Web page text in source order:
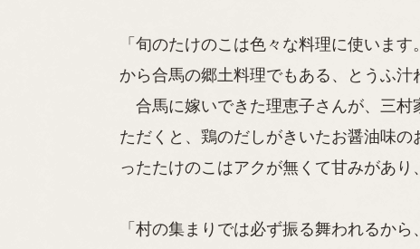
「旬のたけのこは色々な料理に使いま
から合馬の郷土料理でもある、とうふ汁
合馬に嫁いできた理恵子さんが、三村
ただくと、鶏のだしがきいたお醤油味
ったたけのこはアクが無くて甘みがあり
「村の集まりでは必ず振る舞われるか